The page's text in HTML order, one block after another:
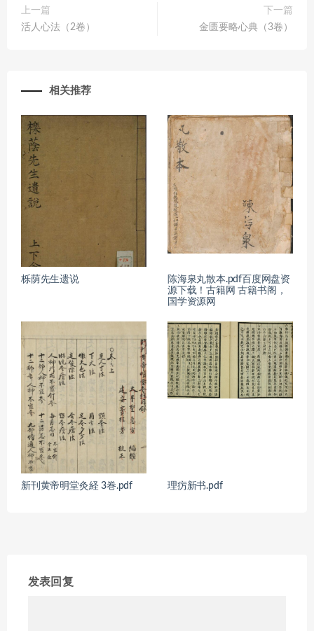
上一篇
活人心法（2卷）
下一篇
金匮要略心典（3卷）
相关推荐
栎荫先生遗说
陈海泉丸散本.pdf百度网盘资
源下载！古籍网 古籍书阁，
国学资源网
新刊黄帝明堂灸経 3巻.pdf 理疠新书.pdf
发表回复